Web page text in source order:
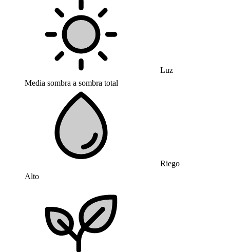
Luz
Media sombra a sombra total
Riego
Alto